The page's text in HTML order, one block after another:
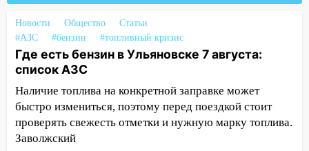
09:52 Ночью беспилотники сбили над
соседними Татарстаном и Саратовской
областью
09:41
Диана Шурыгина уверовала в
09:35 В Ульяновске директора фирмы
будут судить за неуплату налогов на 48
млн рублей
Новости Общество
Статьи
#АЗС
#бензин #топливный кризис
Где есть бензин в Ульяновске 7 августа:
список АЗС
Наличие топлива на конкретной заправке может
быстро измениться, поэтому перед поездкой стоит
проверять свежесть отметки и нужную марку топлива.
Заволжский